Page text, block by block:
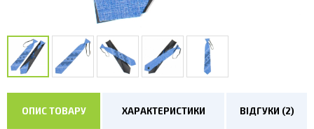
ОПИС ТОВАРУ ХАРАКТЕРИСТИКИ ВІДГУКИ (2)